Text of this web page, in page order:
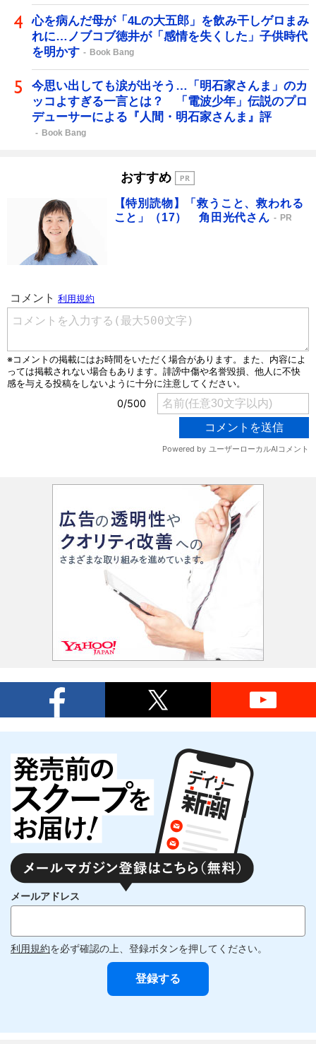
心を病んだ母が「4Lの大五郎」を飲み干しゲロまみ
れに…ノブコブ徳井が「感情を失くした」子供時代
を明かす
Book Bang
今思い出しても涙が出そう…「明石家さんま」のカ
ッコよすぎる一言とは？ 「電波少年」伝説のプロ
デューサーによる『人間・明石家さんま』評
Book Bang
おすすめ
【特別読物】「救うこと、救われる
こと」（17） 角田光代さん
PR
メールアドレス
利用規約を必ず確認の上、登録ボタンを押してください。